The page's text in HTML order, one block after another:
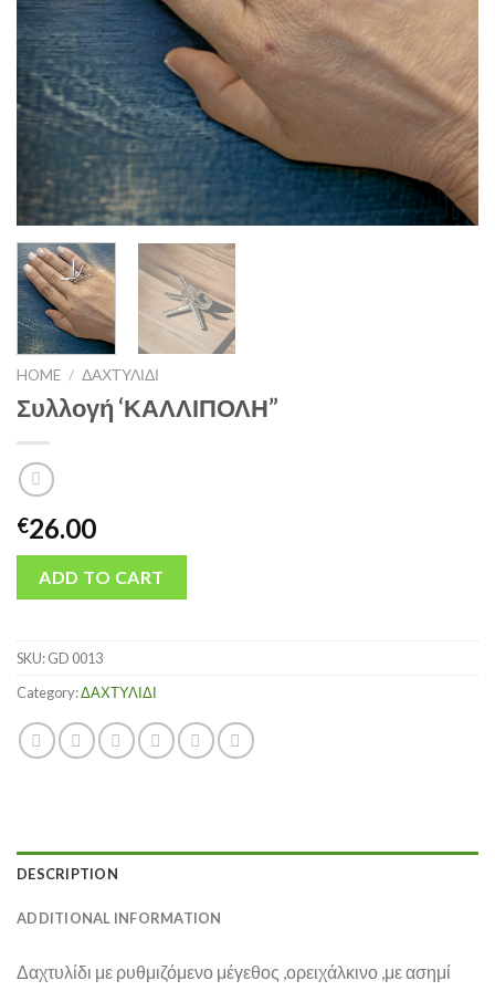
HOME / ΔΑΧΤΥΛΙΔΙ
Συλλογή ‘ΚΑΛΛΙΠΟΛΗ”
€26.00
ADD TO CART
SKU:GD 0013
Category:ΔΑΧΤΥΛΙΔΙ
DESCRIPTION
ADDITIONAL INFORMATION
Δαχτυλίδι με ρυθμιζόμενο μέγεθος ,ορειχάλκινο ,με ασημί